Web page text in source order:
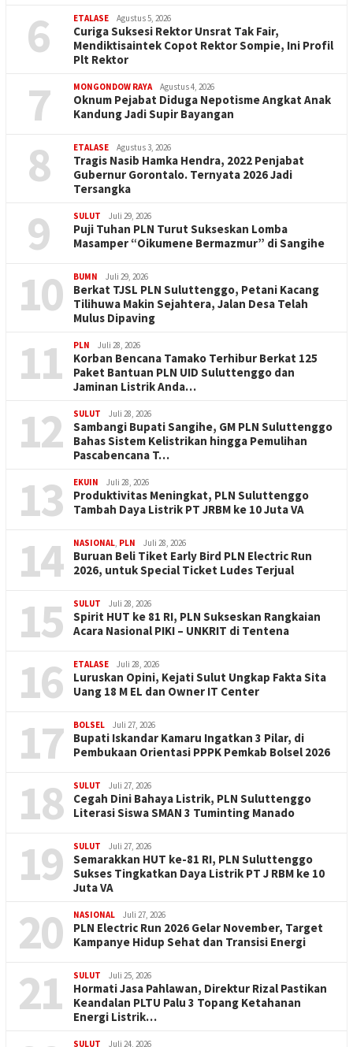
6 ETALASE Agustus 5, 2026
Curiga Suksesi Rektor Unsrat Tak Fair,
Mendiktisaintek Copot Rektor Sompie, Ini Profil
Plt Rektor
7 MONGONDOW RAYA Agustus 4, 2026
Oknum Pejabat Diduga Nepotisme Angkat Anak
Kandung Jadi Supir Bayangan
8 ETALASE Agustus 3, 2026
Tragis Nasib Hamka Hendra, 2022 Penjabat
Gubernur Gorontalo. Ternyata 2026 Jadi
Tersangka
9 SULUT Juli 29, 2026
Puji Tuhan PLN Turut Sukseskan Lomba
Masamper “Oikumene Bermazmur” di Sangihe
10 BUMN Juli 29, 2026
Berkat TJSL PLN Suluttenggo, Petani Kacang
Tilihuwa Makin Sejahtera, Jalan Desa Telah
Mulus Dipaving
11 PLN Juli 28, 2026
Korban Bencana Tamako Terhibur Berkat 125
Paket Bantuan PLN UID Suluttenggo dan
Jaminan Listrik Anda…
12 SULUT Juli 28, 2026
Sambangi Bupati Sangihe, GM PLN Suluttenggo
Bahas Sistem Kelistrikan hingga Pemulihan
Pascabencana T…
13 EKUIN Juli 28, 2026
Produktivitas Meningkat, PLN Suluttenggo
Tambah Daya Listrik PT JRBM ke 10 Juta VA
14 NASIONAL, PLN Juli 28, 2026
Buruan Beli Tiket Early Bird PLN Electric Run
2026, untuk Special Ticket Ludes Terjual
15 SULUT Juli 28, 2026
Spirit HUT ke 81 RI, PLN Sukseskan Rangkaian
Acara Nasional PIKI – UNKRIT di Tentena
16 ETALASE Juli 28, 2026
Luruskan Opini, Kejati Sulut Ungkap Fakta Sita
Uang 18 M EL dan Owner IT Center
17 BOLSEL Juli 27, 2026
Bupati Iskandar Kamaru Ingatkan 3 Pilar, di
Pembukaan Orientasi PPPK Pemkab Bolsel 2026
18 SULUT Juli 27, 2026
Cegah Dini Bahaya Listrik, PLN Suluttenggo
Literasi Siswa SMAN 3 Tuminting Manado
19 SULUT Juli 27, 2026
Semarakkan HUT ke-81 RI, PLN Suluttenggo
Sukses Tingkatkan Daya Listrik PT J RBM ke 10
Juta VA
20 NASIONAL Juli 27, 2026
PLN Electric Run 2026 Gelar November, Target
Kampanye Hidup Sehat dan Transisi Energi
21 SULUT Juli 25, 2026
Hormati Jasa Pahlawan, Direktur Rizal Pastikan
Keandalan PLTU Palu 3 Topang Ketahanan
Energi Listrik…
SULUT Juli 24, 2026